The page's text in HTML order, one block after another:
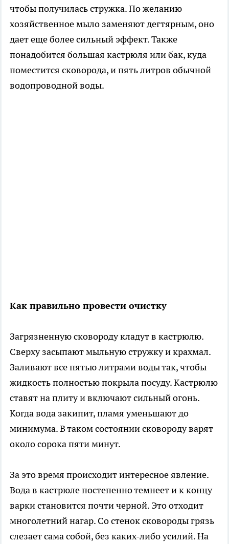
чтобы получилась стружка. По желанию
хозяйственное мыло заменяют дегтярным, оно
дает еще более сильный эффект. Также
понадобится большая кастрюля или бак, куда
поместится сковорода, и пять литров обычной
водопроводной воды.
Как правильно провести очистку
Загрязненную сковороду кладут в кастрюлю.
Сверху засыпают мыльную стружку и крахмал.
Заливают все пятью литрами воды так, чтобы
жидкость полностью покрыла посуду. Кастрюлю
ставят на плиту и включают сильный огонь.
Когда вода закипит, пламя уменьшают до
минимума. В таком состоянии сковороду варят
около сорока пяти минут.
За это время происходит интересное явление.
Вода в кастрюле постепенно темнеет и к концу
варки становится почти черной. Это отходит
многолетний нагар. Со стенок сковороды грязь
слезает сама собой, без каких-либо усилий. На